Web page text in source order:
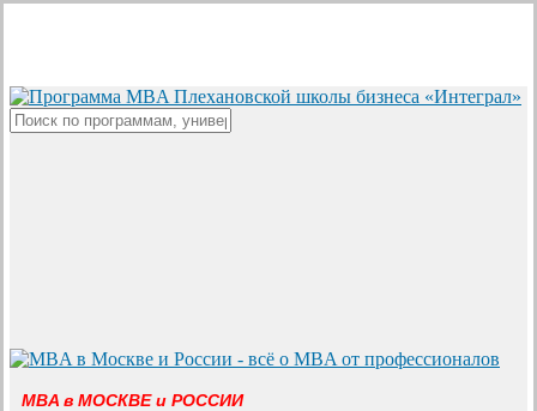
content
MBA в МОСКВЕ и РОССИИ